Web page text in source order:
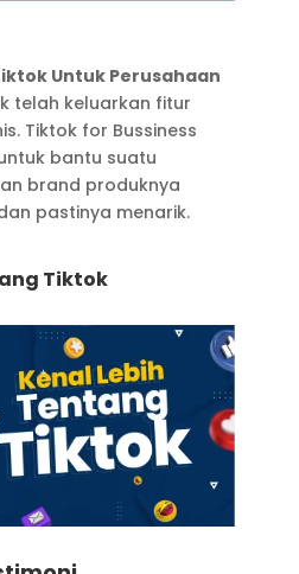
Untuk Perusahaan
telah keluarkan fitur
Tiktok for Bussiness
bantu suatu
brand produknya
pastinya menarik.
Tiktok